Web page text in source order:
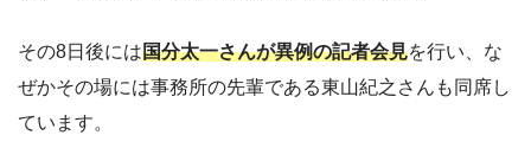
その8日後には国分太一さんが異例の記者会見を行い、な
ぜかその場には事務所の先輩である東山紀之さんも同席し
ています。